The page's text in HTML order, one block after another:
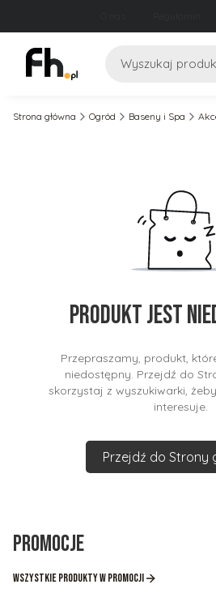
Szukaj
Strona główna Ogród Baseny i Spa
Produkt jest
Przepraszamy, produkt,
niedostępny. Przejdź do
skorzystaj z wyszukiwarki,
interesuje.
Przejdź do Strony
Promocje
Wszystkie produkty w promocji